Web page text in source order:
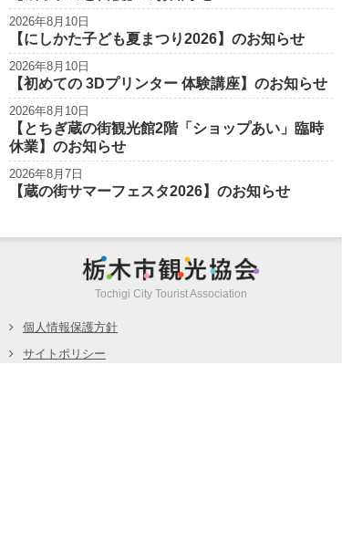
2026年8月10日
【にしかた子ども夏まつり2026】のお知らせ
2026年8月10日
【初めての 3Dプリンター 体験講座】のお知らせ
2026年8月10日
【とちぎ蔵の街観光館2階「ショップあい」臨時
休業】のお知らせ
2026年8月7日
【蔵の街サマーフェスタ2026】のお知らせ
Tochigi City Tourist Association
個人情報保護方針
サイトポリシー